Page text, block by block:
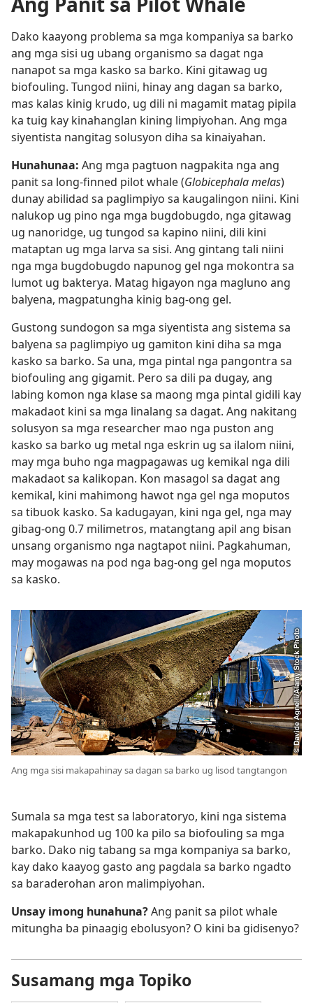
Dako kaayong problema sa mga kompaniya sa barko
ang mga sisi ug ubang organismo sa dagat nga
nanapot sa mga kasko sa barko. Kini gitawag ug
biofouling. Tungod niini, hinay ang dagan sa barko,
mas kalas kinig krudo, ug dili ni magamit matag pipila
ka tuig kay kinahanglan kining limpiyohan. Ang mga
siyentista nangitag solusyon diha sa kinaiyahan.
Hunahunaa: Ang mga pagtuon nagpakita nga ang
panit sa long-finned pilot whale (Globicephala melas)
dunay abilidad sa paglimpiyo sa kaugalingon niini. Kini
nalukop ug pino nga mga bugdobugdo, nga gitawag
ug nanoridge, ug tungod sa kapino niini, dili kini
mataptan ug mga larva sa sisi. Ang gintang tali niini
nga mga bugdobugdo napunog gel nga mokontra sa
lumot ug bakterya. Matag higayon nga magluno ang
balyena, magpatungha kinig bag-ong gel.
Gustong sundogon sa mga siyentista ang sistema sa
balyena sa paglimpiyo ug gamiton kini diha sa mga
kasko sa barko. Sa una, mga pintal nga pangontra sa
biofouling ang gigamit. Pero sa dili pa dugay, ang
labing komon nga klase sa maong mga pintal gidili kay
makadaot kini sa mga linalang sa dagat. Ang nakitang
solusyon sa mga researcher mao nga puston ang
kasko sa barko ug metal nga eskrin ug sa ilalom niini,
may mga buho nga magpagawas ug kemikal nga dili
makadaot sa kalikopan. Kon masagol sa dagat ang
kemikal, kini mahimong hawot nga gel nga moputos
sa tibuok kasko. Sa kadugayan, kini nga gel, nga may
gibag-ong 0.7 milimetros, matangtang apil ang bisan
unsang organismo nga nagtapot niini. Pagkahuman,
may mogawas na pod nga bag-ong gel nga moputos
sa kasko.
Ang mga sisi makapahinay sa dagan sa barko ug lisod tangtangon
Sumala sa mga test sa laboratoryo, kini nga sistema
makapakunhod ug 100 ka pilo sa biofouling sa mga
barko. Dako nig tabang sa mga kompaniya sa barko,
kay dako kaayog gasto ang pagdala sa barko ngadto
sa baraderohan aron malimpiyohan.
Unsay imong hunahuna?Ang panit sa pilot whale
mitungha ba pinaagig ebolusyon? O kini ba gidisenyo?
Susamang mga Topiko